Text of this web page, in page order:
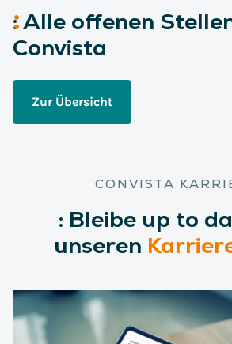
:Alle offenen
Convista
Zur Übersicht
CONVISTA
: Bleibe up to
unseren